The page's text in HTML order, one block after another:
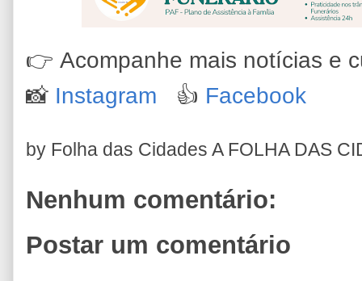
👉 Acompanhe mais notícias e
📸 Instagram 👍 Facebook
by Folha das Cidades A FOLHA DAS
Nenhum comentário:
Postar um comentário